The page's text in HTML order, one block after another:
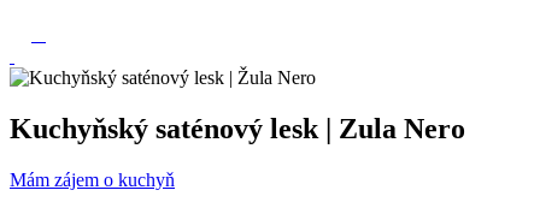
Kuchyňský saténový lesk | Zula Nero
Mám zájem o kuchyň